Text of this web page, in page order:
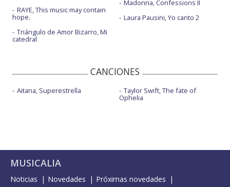
RAYE, This music may contain
hope.
Triángulo de Amor Bizarro, Mi
catedral
Madonna, Confessions II
Laura Pausini, Yo canto 2
CANCIONES
Aitana, Superestrella Taylor Swift, The fate of
Ophelia
MUSICALIA
Noticias Novedades
Próximas novedades